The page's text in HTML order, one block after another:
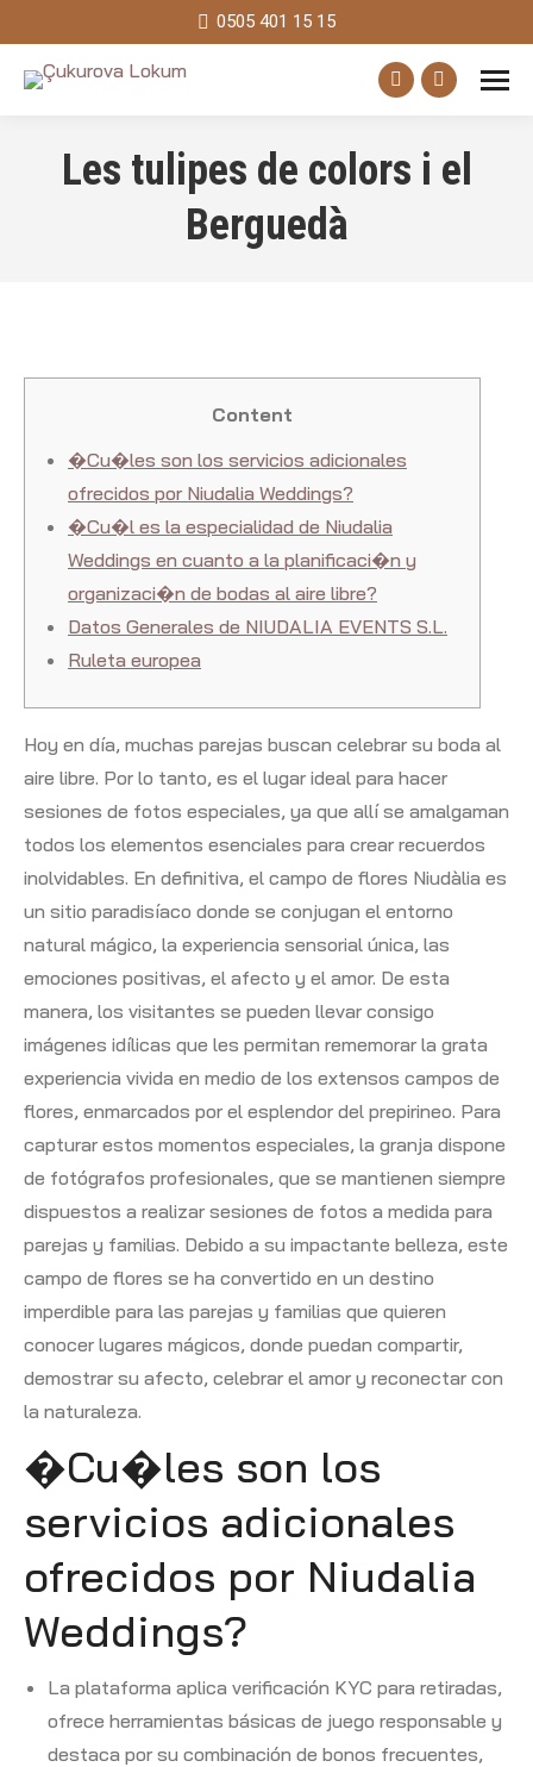
0505 401 15 15
Facebook
opens
Instagram
opens
Les tulipes de colors i el
Berguedà
Content
�Cu�les son los servicios adicionales
ofrecidos por Niudalia Weddings?
�Cu�l es la especialidad de Niudalia
Weddings en cuanto a la planificaci�n y
organizaci�n de bodas al aire libre?
Datos Generales de NIUDALIA EVENTS S.L.
Ruleta europea
Hoy en día, muchas parejas buscan celebrar su boda al
aire libre. Por lo tanto, es el lugar ideal para hacer
sesiones de fotos especiales, ya que allí se amalgaman
todos los elementos esenciales para crear recuerdos
inolvidables. En definitiva, el campo de flores Niudàlia es
un sitio paradisíaco donde se conjugan el entorno
natural mágico, la experiencia sensorial única, las
emociones positivas, el afecto y el amor. De esta
manera, los visitantes se pueden llevar consigo
imágenes idílicas que les permitan rememorar la grata
experiencia vivida en medio de los extensos campos de
flores, enmarcados por el esplendor del prepirineo. Para
capturar estos momentos especiales, la granja dispone
de fotógrafos profesionales, que se mantienen siempre
dispuestos a realizar sesiones de fotos a medida para
parejas y familias. Debido a su impactante belleza, este
campo de flores se ha convertido en un destino
imperdible para las parejas y familias que quieren
conocer lugares mágicos, donde puedan compartir,
demostrar su afecto, celebrar el amor y reconectar con
la naturaleza.
�Cu�les son los
servicios adicionales
ofrecidos por Niudalia
Weddings?
La plataforma aplica verificación KYC para retiradas,
ofrece herramientas básicas de juego responsable y
destaca por su combinación de bonos frecuentes,